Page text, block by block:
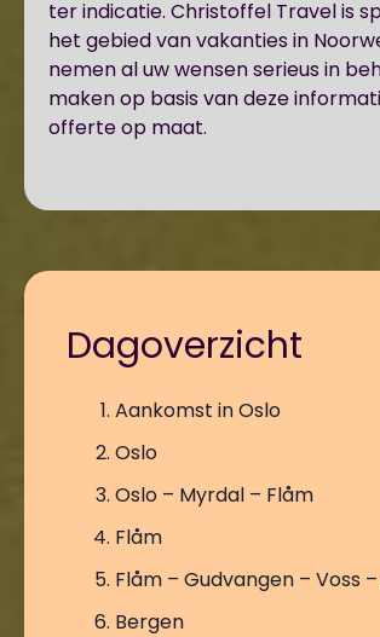
ter indicatie. Christoffel Travel is
het gebied van vakanties in
nemen al uw wensen serieus in
maken op basis van deze
offerte op maat.
Dagoverzicht
Aankomst in Oslo
Oslo
Oslo – Myrdal – Flåm
Flåm
Flåm – Gudvangen – Voss
Bergen